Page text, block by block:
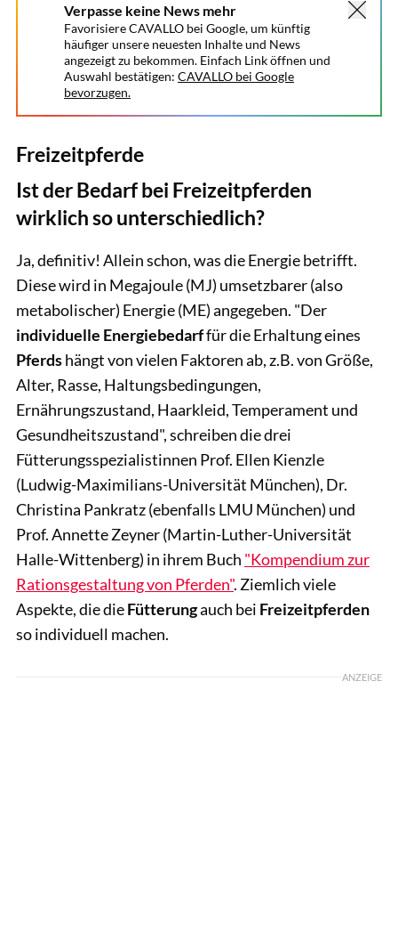
Verpasse keine News mehr
Favorisiere CAVALLO bei Google, um künftig
häufiger unsere neuesten Inhalte und News
angezeigt zu bekommen. Einfach Link öffnen und
Auswahl bestätigen: CAVALLO bei Google
bevorzugen.
Freizeitpferde
Ist der Bedarf bei Freizeitpferden
wirklich so unterschiedlich?
Ja, definitiv! Allein schon, was die Energie betrifft.
Diese wird in Megajoule (MJ) umsetzbarer (also
metabolischer) Energie (ME) angegeben. "Der
individuelle Energiebedarffür die Erhaltung eines
Pferdshängt von vielen Faktoren ab, z.B. von Größe,
Alter, Rasse, Haltungsbedingungen,
Ernährungszustand, Haarkleid, Temperament und
Gesundheitszustand", schreiben die drei
Fütterungsspezialistinnen Prof. Ellen Kienzle
(Ludwig-Maximilians-Universität München), Dr.
Christina Pankratz (ebenfalls LMU München) und
Prof. Annette Zeyner (Martin-Luther-Universität
Halle-Wittenberg) in ihrem Buch "Kompendium zur
Rationsgestaltung von Pferden". Ziemlich viele
Aspekte, die dieFütterungauch bei Freizeitpferden
so individuell machen.
ANZEIGE